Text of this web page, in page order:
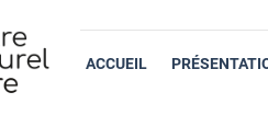
ACCUEIL